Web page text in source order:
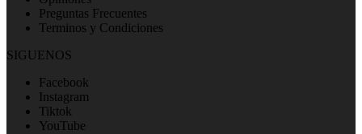
Preguntas Frecuentes
Terminos y Condiciones
SIGUENOS
Facebook
Instagram
Tiktok
YouTube